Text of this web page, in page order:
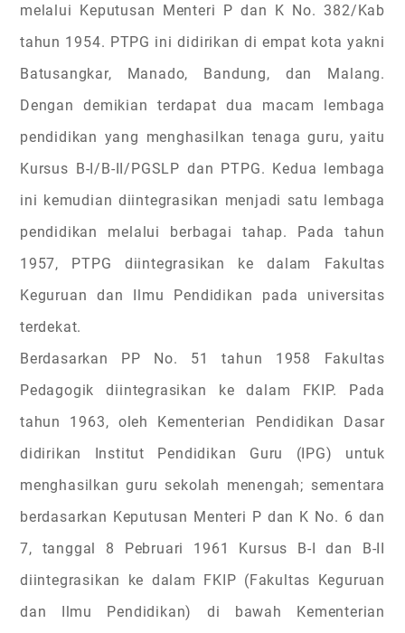
melalui Keputusan Menteri P dan K No. 382/Kab
tahun 1954. PTPG ini didirikan di empat kota yakni
Batusangkar, Manado, Bandung, dan Malang.
Dengan demikian terdapat dua macam lembaga
pendidikan yang menghasilkan tenaga guru, yaitu
Kursus B-I/B-II/PGSLP dan PTPG. Kedua lembaga
ini kemudian diintegrasikan menjadi satu lembaga
pendidikan melalui berbagai tahap. Pada tahun
1957, PTPG diintegrasikan ke dalam Fakultas
Keguruan dan Ilmu Pendidikan pada universitas
terdekat.
Berdasarkan PP No. 51 tahun 1958 Fakultas
Pedagogik diintegrasikan ke dalam FKIP. Pada
tahun 1963, oleh Kementerian Pendidikan Dasar
didirikan Institut Pendidikan Guru (IPG) untuk
menghasilkan guru sekolah menengah; sementara
berdasarkan Keputusan Menteri P dan K No. 6 dan
7, tanggal 8 Pebruari 1961 Kursus B-I dan B-II
diintegrasikan ke dalam FKIP (Fakultas Keguruan
dan Ilmu Pendidikan) di bawah Kementerian